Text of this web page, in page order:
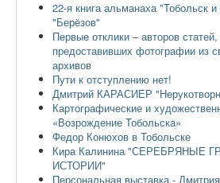
22-я книга альманаха "Тобольск
"Берёзов"
Первые отклики – авторов
предоставивших фотографии из
архивов
Пути к отступлению нет!
Дмитрий КАРАСИЕР
Картографические и
«Возрождение Тобольска»
Федор Конюхов в Тобольске
Кира Калинина "СЕРЕБРЯНЫЕ
ИСТОРИИ"
Персональная выставка -